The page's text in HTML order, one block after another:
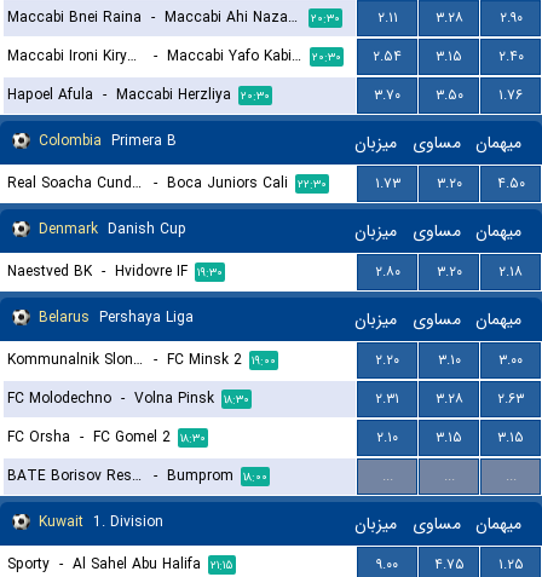
Maccabi Bnei Raina - Maccabi Ahi Nazareth FC ۲۰:۳۰ ۲.۱۱ ۳.۲۸
۲.۹۰
Maccabi Ironi Kiryat Gat
- Maccabi Yafo Kabilyo ۲۰:۳۰ ۲.۵۴ ۳.۱۵
۲.۴۰
Hapoel Afula - Maccabi Herzliya ۲۰:۳۰ ۳.۷۰ ۳.۵۰
۱.۷۶
Colombia Primera B میزبان مساوی میهمان
Real Soacha Cundinamarca - Boca Juniors Cali ۲۲:۳۰ ۱.۷۳ ۳.۲۰
۴.۵۰
Denmark Danish Cup میزبان مساوی میهمان
Naestved BK - Hvidovre IF ۱۹:۳۰ ۲.۸۰ ۳.۲۰
۲.۱۸
Belarus Pershaya Liga میزبان مساوی میهمان
Kommunalnik Slonim - FC Minsk 2 ۱۹:۰۰ ۲.۲۰ ۳.۱۰
۳.۰۰
FC Molodechno - Volna Pinsk ۱۸:۳۰ ۲.۳۱ ۳.۲۸
۲.۶۳
FC Orsha - FC Gomel 2 ۱۸:۳۰ ۲.۱۰ ۳.۱۵
۳.۱۵
BATE Borisov Reserves - Bumprom ۱۸:۰۰ ... ...
...
Kuwait 1. Division میزبان مساوی میهمان
Sporty - Al Sahel Abu Halifa ۲۱:۱۵ ۹.۰۰ ۴.۷۵
۱.۲۵